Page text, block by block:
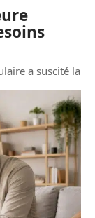
a suscité la